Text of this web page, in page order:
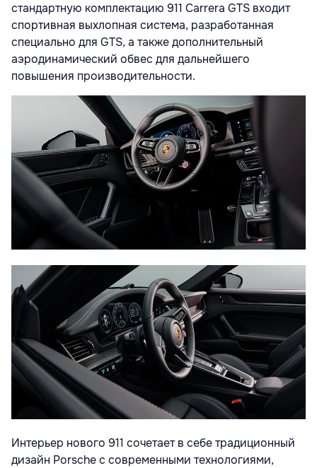
стандартную комплектацию 911 Carrera GTS входит
спортивная выхлопная система, разработанная
специально для GTS, а также дополнительный
аэродинамический обвес для дальнейшего
повышения производительности.
Интерьер нового 911 сочетает в себе традиционный
дизайн Porsche с современными технологиями,